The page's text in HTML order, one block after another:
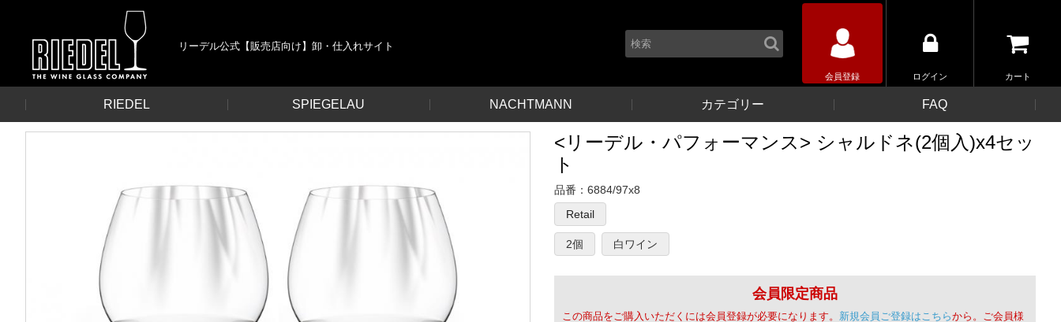
リーデル公式【販売店向け】卸・仕入れサイト
会員登録 ログイン カート
RIEDEL SPIEGELAU NACHTMANN カテゴリー FAQ
<リーデル・パフォーマンス> シャルドネ(2個入)x4セッ
ト
品番： 6884/97x8
Retail
2個 白ワイン
会員限定商品
この商品をご購入いただくには会員登録が必要になります。 新規会員ご登録はこちらから。ご会員様